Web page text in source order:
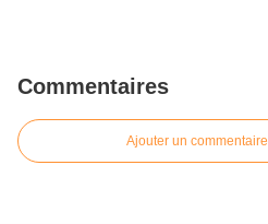
Commentaires
Ajouter un commentaire